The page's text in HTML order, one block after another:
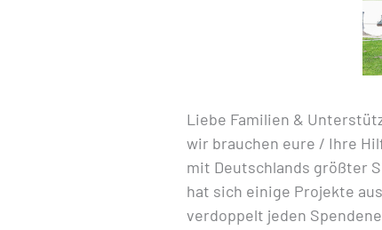
Liebe Familien &
wir brauchen eure / Ihre
mit Deutschlands größter
hat sich einige Projekte
verdoppelt jeden